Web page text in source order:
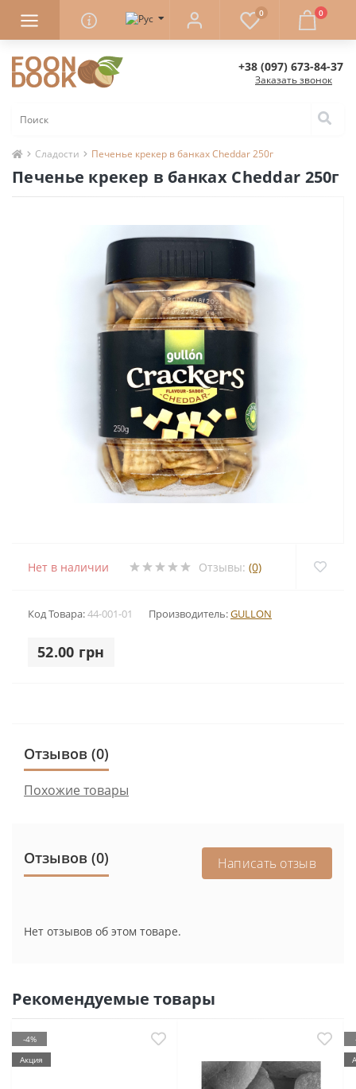
0 0
+38 (097) 673-84-37
Заказать звонок
Сладости Печенье крекер в банках Cheddar 250г
Печенье крекер в банках Cheddar 250г
Нет в наличии Отзывы: (0)
Код Товара:44-001-01 Производитель:GULLON
52.00 грн
Отзывов (0)
Похожие товары
Отзывов (0) Написать отзыв
Нет отзывов об этом товаре.
Рекомендуемые товары
-4%
Акция